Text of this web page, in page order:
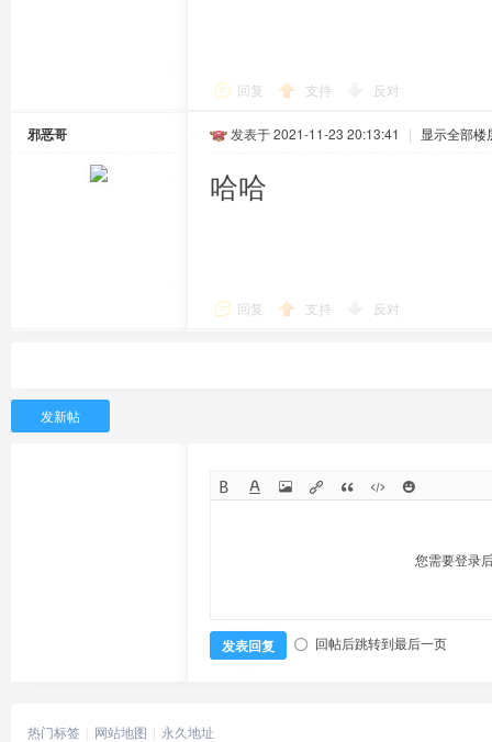
回复 支持 反对
邪恶哥 发表于 2021-11-23 20:13:41 | 显示全部楼
哈哈
回复 支持 反对
发新帖
您需要登录
发表回复 回帖后跳转到最后一页
热门标签 网站地图 永久地址